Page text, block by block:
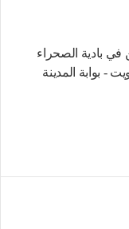
بادية الصحراء
- بوابة المدينة